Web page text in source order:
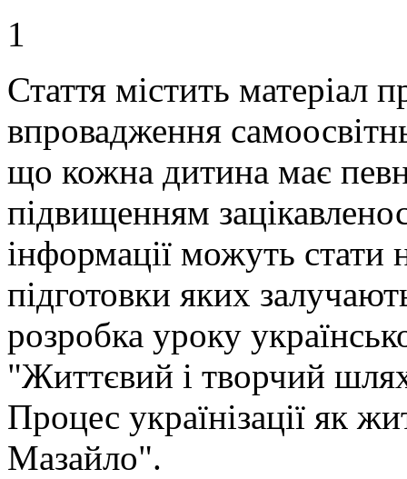
1
Стаття містить матеріал
впровадження
що кожна дитина має
підвищенням
інформації можуть стати
підготовки яких
розробка уроку
"Життєвий і творчий
Процес українізації як
Мазайло".